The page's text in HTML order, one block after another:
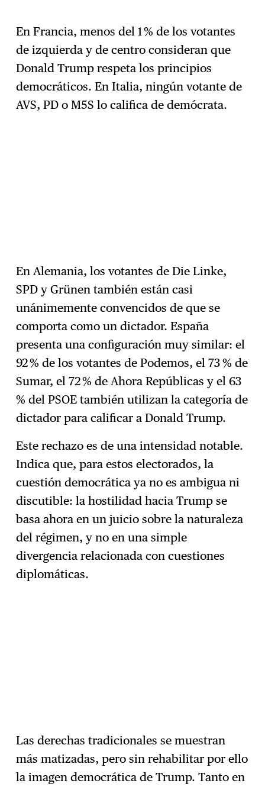
En Francia, menos del 1 % de los votantes
de izquierda y de centro consideran que
Donald Trump respeta los principios
democráticos. En Italia, ningún votante de
AVS, PD o M5S lo califica de demócrata.
En Alemania, los votantes de Die Linke,
SPD y Grünen también están casi
unánimemente convencidos de que se
comporta como un dictador. España
presenta una configuración muy similar: el
92 % de los votantes de Podemos, el 73 % de
Sumar, el 72 % de Ahora Repúblicas y el 63
% del PSOE también utilizan la categoría de
dictador para calificar a Donald Trump.
Este rechazo es de una intensidad notable.
Indica que, para estos electorados, la
cuestión democrática ya no es ambigua ni
discutible: la hostilidad hacia Trump se
basa ahora en un juicio sobre la naturaleza
del régimen, y no en una simple
divergencia relacionada con cuestiones
diplomáticas.
Las derechas tradicionales se muestran
más matizadas, pero sin rehabilitar por ello
la imagen democrática de Trump. Tanto en